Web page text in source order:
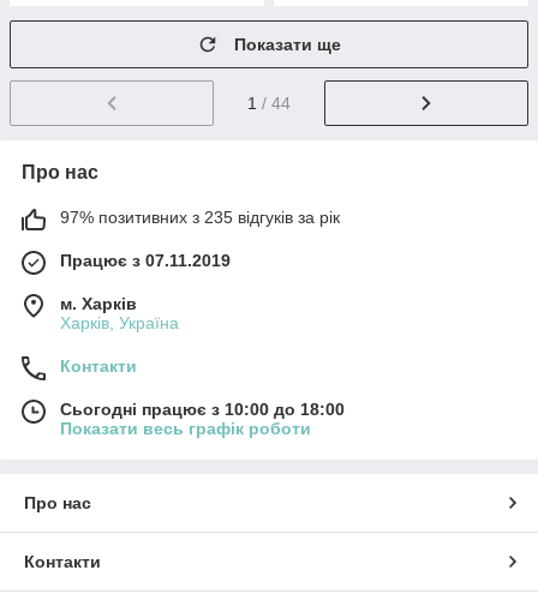
Показати ще
1 / 44
Про нас
97% позитивних з 235 відгуків за рік
Працює з 07.11.2019
м. Харків
Харків, Україна
Контакти
Сьогодні працює з 10:00 до 18:00
Показати весь графік роботи
Про нас
Контакти